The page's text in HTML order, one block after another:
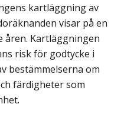
kartläggning av
visar på en
åren. Kartläggningen
risk för godtycke i
bestämmelserna om
färdigheter som